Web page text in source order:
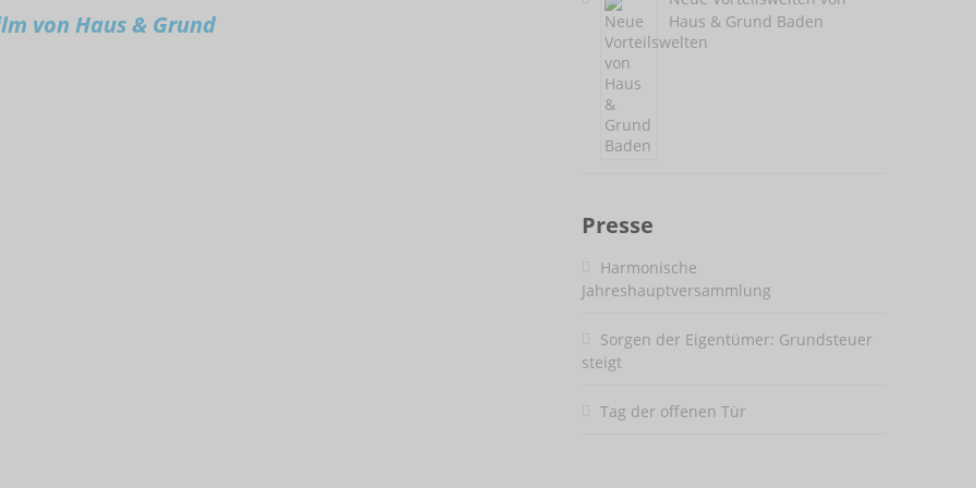
von Haus & Grund
Haus & Grund Baden
Presse
Harmonische
Jahreshauptversammlung
Sorgen der Eigentümer: Grundsteuer
steigt
Tag der offenen Tür